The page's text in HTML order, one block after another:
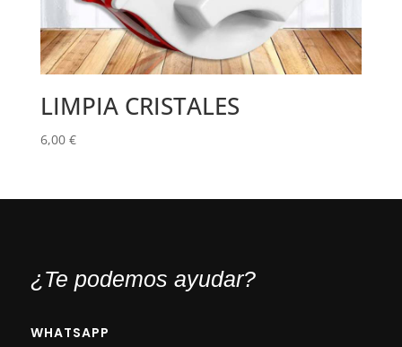
LIMPIA CRISTALES
6,00 €
¿Te podemos ayudar?
WHATSAPP